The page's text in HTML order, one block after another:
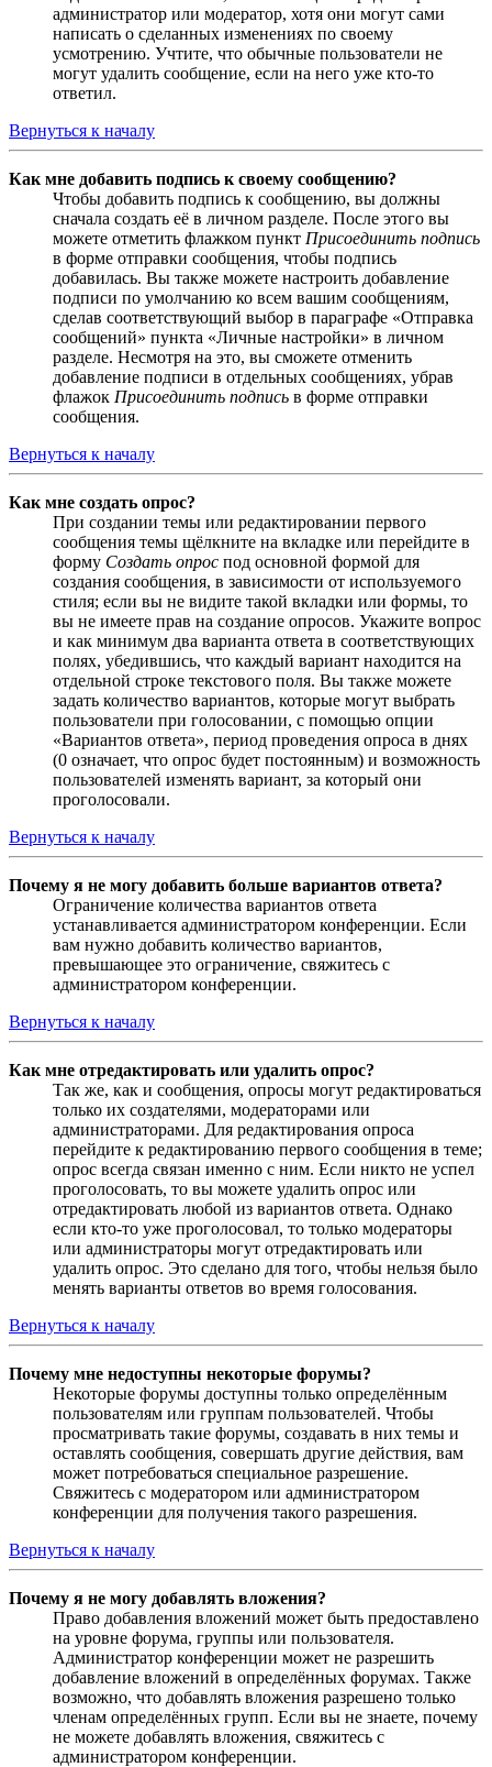
администратор или модератор, хотя они могут сами
написать о сделанных изменениях по своему
усмотрению. Учтите, что обычные пользователи не
могут удалить сообщение, если на него уже кто-то
ответил.
Вернуться к началу
Как мне добавить подпись к своему сообщению?
Чтобы добавить подпись к сообщению, вы должны
сначала создать её в личном разделе. После этого вы
можете отметить флажком пункт Присоединить подпись
в форме отправки сообщения, чтобы подпись
добавилась. Вы также можете настроить добавление
подписи по умолчанию ко всем вашим сообщениям,
сделав соответствующий выбор в параграфе «Отправка
сообщений» пункта «Личные настройки» в личном
разделе. Несмотря на это, вы сможете отменить
добавление подписи в отдельных сообщениях, убрав
флажок Присоединить подпись в форме отправки
сообщения.
Вернуться к началу
Как мне создать опрос?
При создании темы или редактировании первого
сообщения темы щёлкните на вкладке или перейдите в
форму Создать опрос под основной формой для
создания сообщения, в зависимости от используемого
стиля; если вы не видите такой вкладки или формы, то
вы не имеете прав на создание опросов. Укажите вопрос
и как минимум два варианта ответа в соответствующих
полях, убедившись, что каждый вариант находится на
отдельной строке текстового поля. Вы также можете
задать количество вариантов, которые могут выбрать
пользователи при голосовании, с помощью опции
«Вариантов ответа», период проведения опроса в днях
(0 означает, что опрос будет постоянным) и возможность
пользователей изменять вариант, за который они
проголосовали.
Вернуться к началу
Почему я не могу добавить больше вариантов ответа?
Ограничение количества вариантов ответа
устанавливается администратором конференции. Если
вам нужно добавить количество вариантов,
превышающее это ограничение, свяжитесь с
администратором конференции.
Вернуться к началу
Как мне отредактировать или удалить опрос?
Так же, как и сообщения, опросы могут редактироваться
только их создателями, модераторами или
администраторами. Для редактирования опроса
перейдите к редактированию первого сообщения в теме;
опрос всегда связан именно с ним. Если никто не успел
проголосовать, то вы можете удалить опрос или
отредактировать любой из вариантов ответа. Однако
если кто-то уже проголосовал, то только модераторы
или администраторы могут отредактировать или
удалить опрос. Это сделано для того, чтобы нельзя было
менять варианты ответов во время голосования.
Вернуться к началу
Почему мне недоступны некоторые форумы?
Некоторые форумы доступны только определённым
пользователям или группам пользователей. Чтобы
просматривать такие форумы, создавать в них темы и
оставлять сообщения, совершать другие действия, вам
может потребоваться специальное разрешение.
Свяжитесь с модератором или администратором
конференции для получения такого разрешения.
Вернуться к началу
Почему я не могу добавлять вложения?
Право добавления вложений может быть предоставлено
на уровне форума, группы или пользователя.
Администратор конференции может не разрешить
добавление вложений в определённых форумах. Также
возможно, что добавлять вложения разрешено только
членам определённых групп. Если вы не знаете, почему
не можете добавлять вложения, свяжитесь с
администратором конференции.